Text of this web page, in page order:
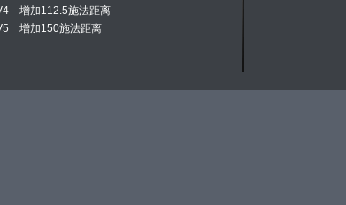
增加112.5施法距离
增加150施法距离